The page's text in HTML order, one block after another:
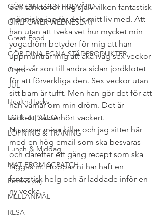
GÖR DIN EGEN HUDVÅRD
GIRLPOWER WEDNESDAY
Great Food
GÖR DINA EGNA STÄDPRODUKTER
Grytor
JUL
Health Hacks
LCHF & PALEO
LÖPNING & TRÄNING
Lunch & Middag
MAT FROM SCRATCH
Pizza & paj
MELLANMÅL
RESA
och tänkte för mig själv vilken fantastisk
människa jag får dela mitt liv med. Att
han utan att tveka vet hur mycket min
yogadröm betyder för mig att han
uppmuntrar mig att åka iväg sex veckor
med vår son till andra sidan jordklotet
för att förverkliga den. Sex veckor utan
sitt barn är tufft. Men han gör det för att
han värnar om min dröm. Det är
vackert, så oerhört vackert.
Nu sover mina killar och jag sitter här
med en hög email som ska besvaras
och därefter ett gäng recept som ska
läggas in. Hoppas ni har haft en
fantastisk helg och är laddade inför en
ny vecka.